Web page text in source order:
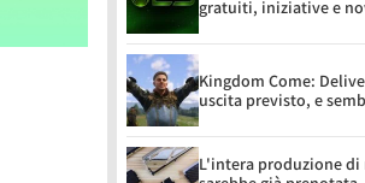
gratuiti, iniziative e
Kingdom Come:
uscita previsto, e
L'intera produzione di